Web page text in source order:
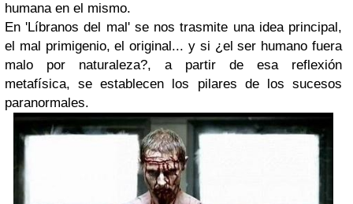
humana en el mismo.
En 'Líbranos del mal' se nos trasmite una idea principal,
el mal primigenio, el original... y si ¿el ser humano fuera
malo por naturaleza?, a partir de esa reflexión
metafísica, se establecen los pilares de los sucesos
paranormales.